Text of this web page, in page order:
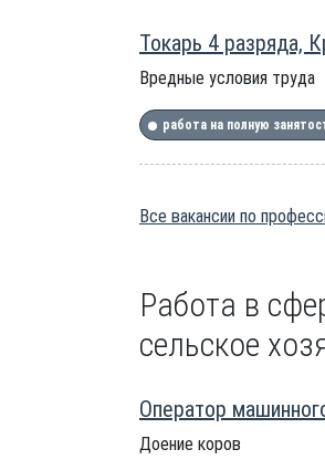
Токарь 4 разряда,
Вредные условия труда
работа на полную
Все вакансии по
Работа в
сельское
Оператор
Доение коров